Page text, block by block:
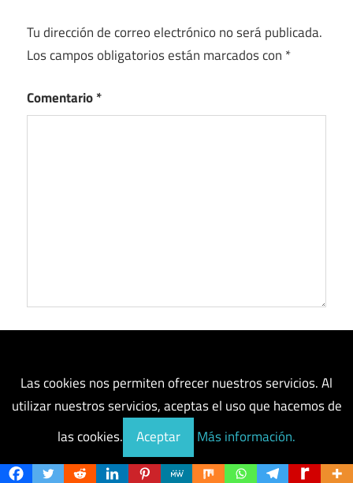
Tu dirección de correo electrónico no será publicada.
Los campos obligatorios están marcados con *
Comentario*
Correo electrónico*
Las cookies nos permiten ofrecer nuestros servicios. Al
utilizar nuestros servicios, aceptas el uso que hacemos de
las cookies.
Aceptar Más información.